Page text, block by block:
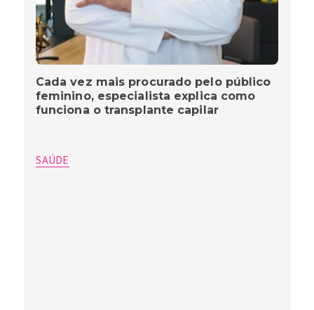
Cada vez mais procurado pelo público
feminino, especialista explica como
funciona o transplante capilar
SAÚDE